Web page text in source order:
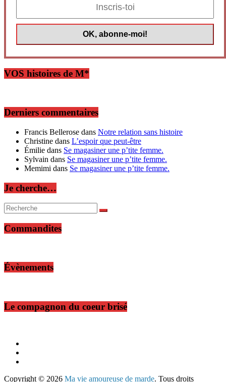
VOS histoires de M*
Derniers commentaires
Francis Bellerose dans Notre relation sans histoire
Christine dans L’espoir que peut-être
Émilie dans Se magasiner une p’tite femme.
Sylvain dans Se magasiner une p’tite femme.
Memimi dans Se magasiner une p’tite femme.
Je cherche…
Commandites
Évènements
Le compagnon du coeur brisé
Copyright © 2026 Ma vie amoureuse de marde. Tous droits